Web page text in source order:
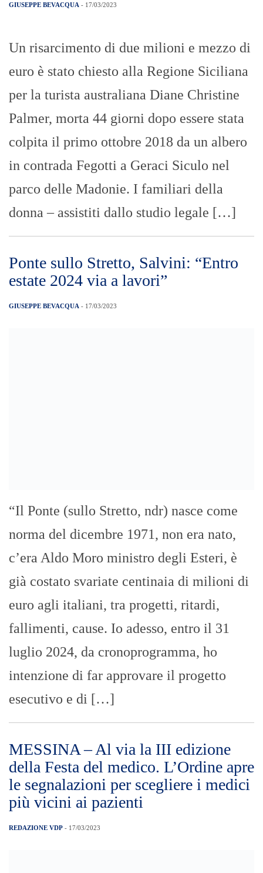
GIUSEPPE BEVACQUA - 17/03/2023
Un risarcimento di due milioni e mezzo di
euro è stato chiesto alla Regione Siciliana
per la turista australiana Diane Christine
Palmer, morta 44 giorni dopo essere stata
colpita il primo ottobre 2018 da un albero
in contrada Fegotti a Geraci Siculo nel
parco delle Madonie. I familiari della
donna – assistiti dallo studio legale […]
Ponte sullo Stretto, Salvini: “Entro
estate 2024 via a lavori”
GIUSEPPE BEVACQUA - 17/03/2023
intenzione di far approvare il progetto
esecutivo e di […]
MESSINA – Al via la III edizione
della Festa del medico. L’Ordine apre
le segnalazioni per scegliere i medici
più vicini ai pazienti
Dal 20 marzo al 5 aprile i cittadini
www.omceo.me.it i professionisti con
maggiore capacità di ascolto: i più votati
andranno in nomination MESSINA (17
mar) – Un riconoscimento pensato per chi